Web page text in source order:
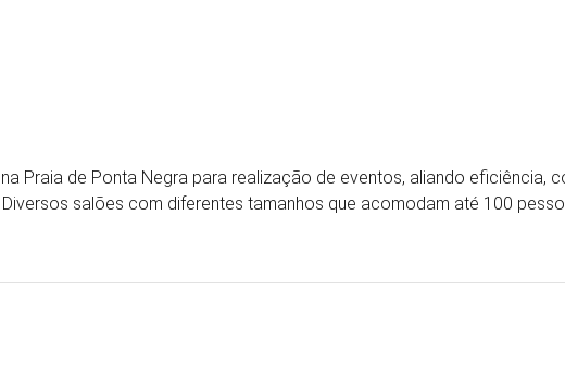
Praia de Ponta Negra para realização de eventos, aliando eficiência,
salões com diferentes tamanhos que acomodam até 100